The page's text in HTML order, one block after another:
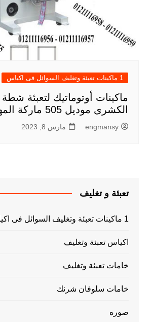
1 ماكينات تعبئة وتغليف السوائل فى اكياس
ماكينات أوتوماتيك لتعبئة
الكشرى موديل 505 ماركة المهندس منسى
engmansy مارس 8, 2023
تعبئة و تغليف
1 ماكينات تعبئة وتغليف السوائل فى اكياس
اكياس تعبئة وتغليف
خامات تعبئة وتغليف
خامات سلوفان شرنك
صوره